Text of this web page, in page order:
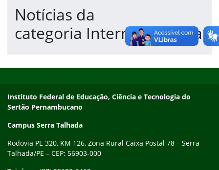
Notícias da
categoria
Endereço
Instituto Federal de Educação, Ciência e Tecnologia do
Sertão Pernambucano
Campus Serra Talhada
Rodovia PE 320, KM 126, Zona Rural Caixa Postal 78 – Serra
Talhada/PE – CEP: 56903-000